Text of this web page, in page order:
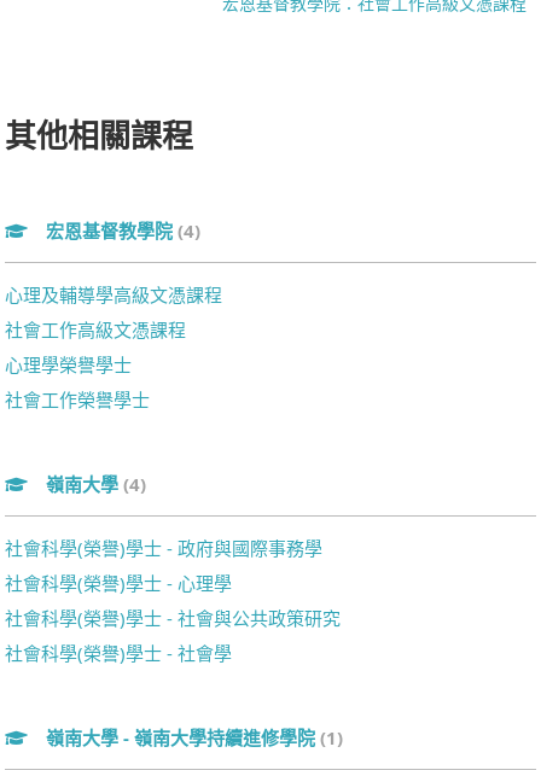
其他相關課程
宏恩基督教學院 (4)
心理及輔導學高級文憑課程
社會工作高級文憑課程
心理學榮譽學士
社會工作榮譽學士
嶺南大學 (4)
社會科學(榮譽)學士 - 政府與國際事務學
社會科學(榮譽)學士 - 心理學
社會科學(榮譽)學士 - 社會與公共政策研究
社會科學(榮譽)學士 - 社會學
嶺南大學 - 嶺南大學持續進修學院 (1)